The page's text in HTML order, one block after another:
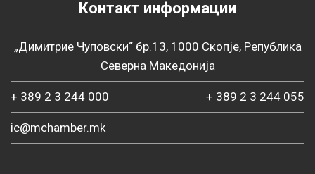
Контакт информации
„Димитрие Чуповски“ бр.13, 1000 Скопје, Република
Северна Македонија
+ 389 2 3 244 000 + 389 2 3 244 055
ic@mchamber.mk